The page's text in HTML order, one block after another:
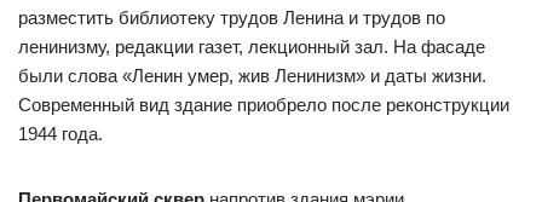
разместить библиотеку трудов Ленина и трудов по
ленинизму, редакции газет, лекционный зал. На фасаде
были слова «Ленин умер, жив Ленинизм» и даты жизни.
Современный вид здание приобрело после реконструкции
1944 года.